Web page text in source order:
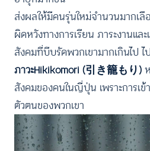
ส่งผลให้มีคนรุ่นใหม่จำนวนมากเ
ผิดหวังทางการเรียน ภาระงานแ
สังคมที่บีบรัดพวกเขามากเกินไป
ภาวะHikikomori (引き籠もり)
สังคมของคนในญี่ปุ่น เพราะการเ
ตัวตนของพวกเขา